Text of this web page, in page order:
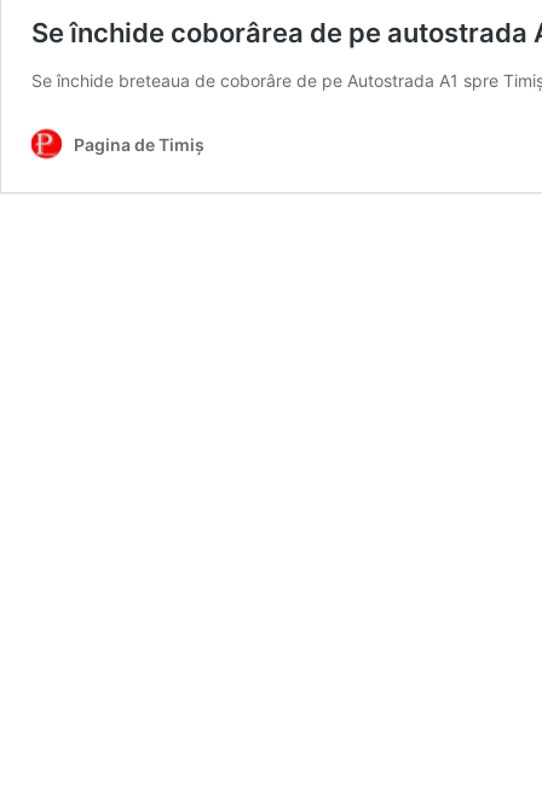
Se închide coborârea de pe autostrada
Se închide breteaua de coborâre de pe Autostrada A1 spre
Pagina de Timiș